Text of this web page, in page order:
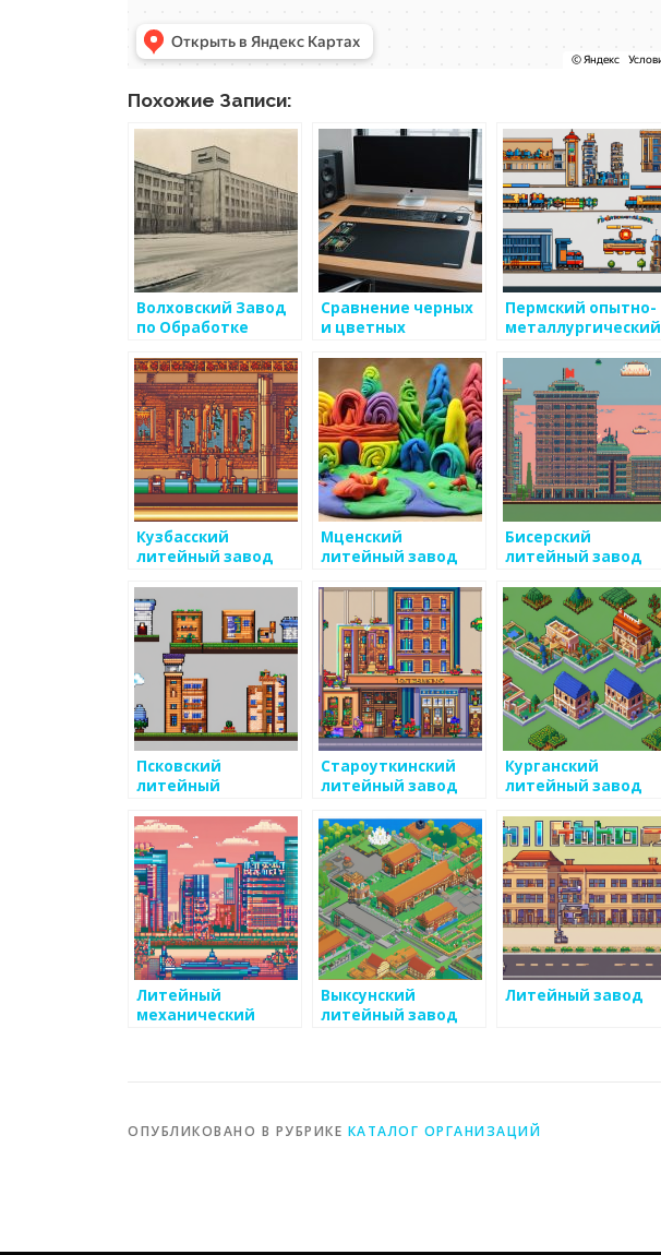
Похожие Записи:
Волховский Завод
по Обработке
Сравнение черных
и цветных
Пермский опытно-
металлургический
Кузбасский
литейный завод
Мценский
литейный завод
Бисерский
литейный завод
Псковский
литейный
завод
Староуткинский
литейный завод
Курганский
литейный завод
Литейный
механический
Выксунский
литейный завод
Литейный завод
ОПУБЛИКОВАНО В РУБРИКЕ КАТАЛОГ ОРГАНИЗАЦИЙ